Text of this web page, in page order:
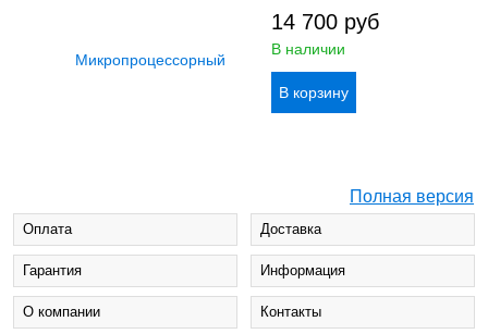
14 700 руб
В наличии
Полная версия
Оплата Доставка
Гарантия Информация
О компании Контакты